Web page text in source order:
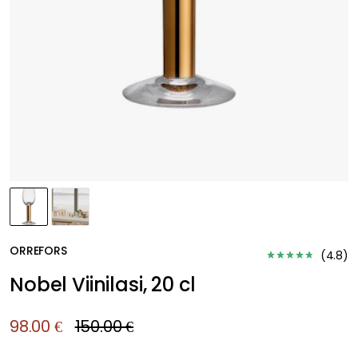
ORREFORS (4.8)
Nobel Viinilasi, 20 cl
98.00 € 150.00 €